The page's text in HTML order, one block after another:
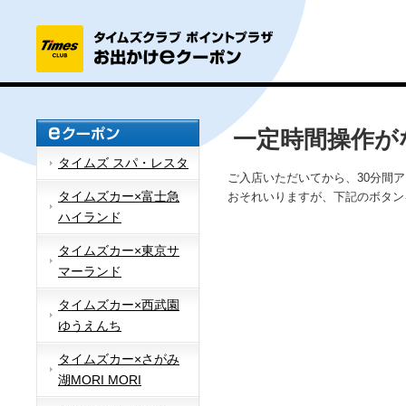
タイムズ スパ・レスタ
タイムズカー×富士急
ハイランド
タイムズカー×東京サ
マーランド
タイムズカー×西武園
ゆうえんち
タイムズカー×さがみ
湖MORI MORI
一定時間操作
ご入店いただいてから、30分間
おそれいりますが、下記のボタ